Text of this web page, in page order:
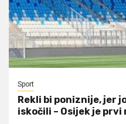
Sport
Rekli bi poniznije, jer
iskočili – Osijek je